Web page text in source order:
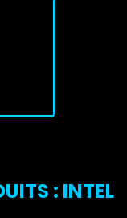
: INTEL